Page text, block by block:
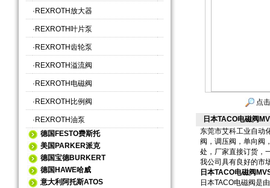
· REXROTH放大器
· REXROTH叶片泵
· REXROTH齿轮泵
· REXROTH溢流阀
· REXROTH电磁阀
· REXROTH比例阀
· REXROTH油泵
德国FESTO费斯托
美国PARKER派克
德国宝德BURKERT
德国HAWE哈威
意大利阿托斯ATOS
点
日本TACO电磁阀
东莞市艾科工业自动
阀，调压阀，单向阀
处，厂家直接订货，
我公司具有良好的市
日本TACO电磁阀
日本TACO电磁阀是